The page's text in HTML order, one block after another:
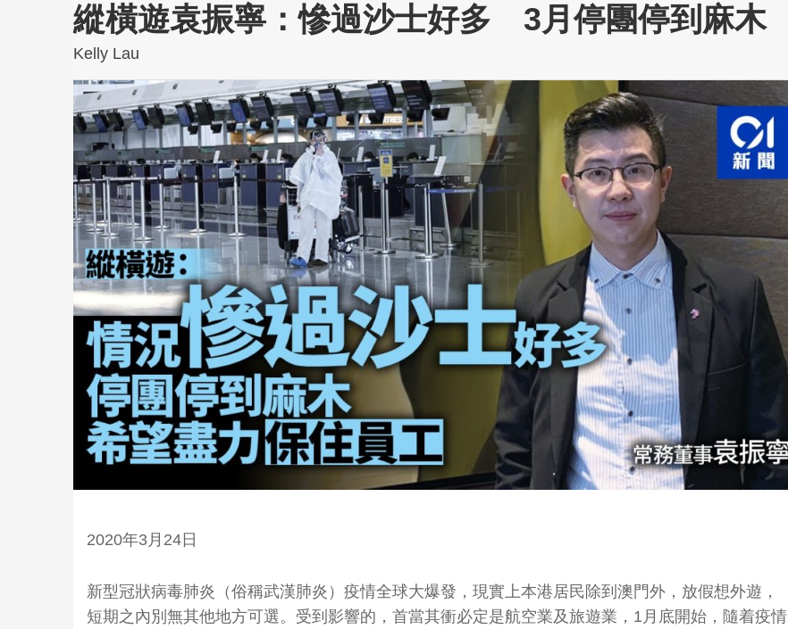
縱橫遊袁振寧：慘過沙士好多 3月停團停到麻木
Kelly Lau
2020年3月24日
新型冠狀病毒肺炎（俗稱武漢肺炎）疫情全球大爆發，現實上本港居民除到澳門外，放假想外遊，
短期之內別無其他地方可選。受到影響的，首當其衝必定是航空業及旅遊業，1月底開始，隨着疫情